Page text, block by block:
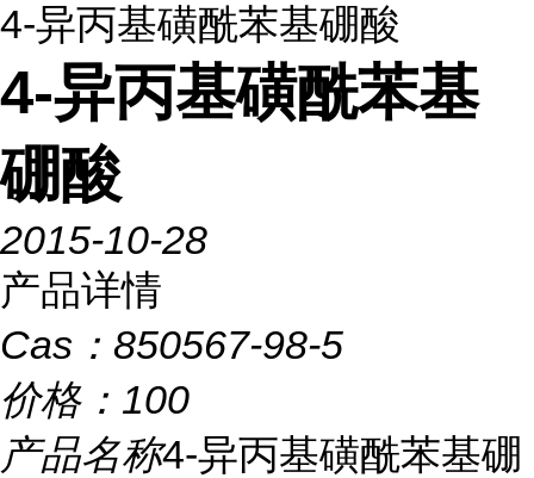
4-异丙基磺酰苯基硼酸
4-异丙基磺酰苯基
硼酸
2015-10-28
产品详情
Cas： 850567-98-5
价格： 100
产品名称4-异丙基磺酰苯基硼